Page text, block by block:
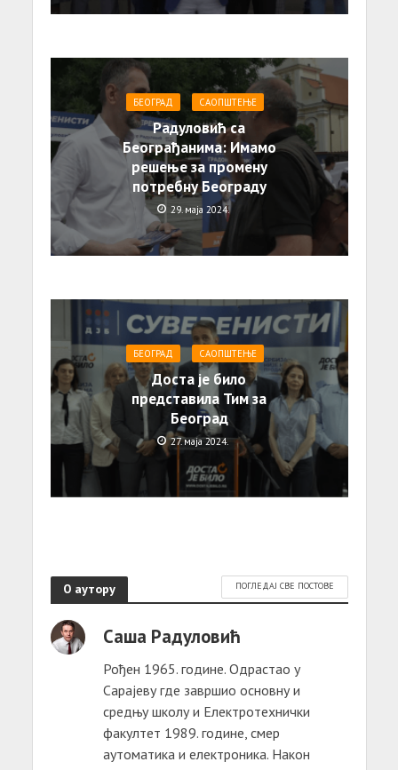
БЕОГРАД САОПШТЕЊE
Радуловић са
Београђанима: Имамо
решење за промену
потребну Београду
29. маја 2024.
БЕОГРАД САОПШТЕЊE
Доста је било
представила Тим за
Београд
27. маја 2024.
О аутору ПОГЛЕДАЈ СВЕ ПОСТОВЕ
Саша Радуловић
Рођен 1965. године. Одрастао у
Сарајеву где завршио основну и
средњу школу и Електротехнички
факултет 1989. године, смер
аутоматика и електроника. Након